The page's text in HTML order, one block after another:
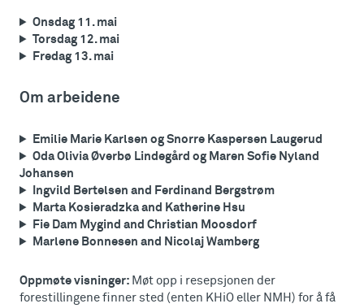
Onsdag 11. mai
Torsdag 12. mai
Fredag 13. mai
Om arbeidene
Emilie Marie Karlsen og Snorre Kaspersen Laugerud
Oda Olivia Øverbø Lindegård og Maren Sofie Nyland
Johansen
Ingvild Bertelsen and Ferdinand Bergstrøm
Marta Kosieradzka and Katherine Hsu
Fie Dam Mygind and Christian Moosdorf
Marlene Bonnesen and Nicolaj Wamberg
Oppmøte visninger: Møt opp i resepsjonen der
forestillingene finner sted (enten KHiO eller NMH) for å få